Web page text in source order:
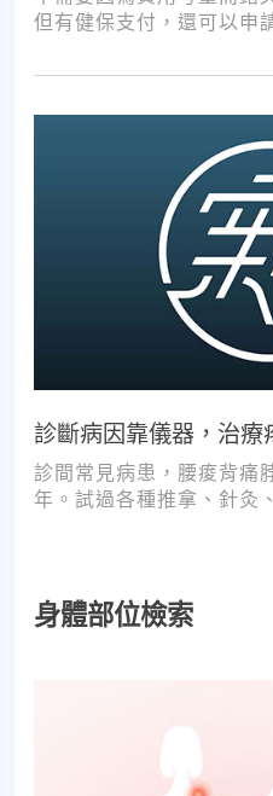
但有健保支付，還可以申
診斷病因靠儀器，治療
診間常見病患，腰痠背痛
年。試過各種推拿、針灸
身體部位檢索